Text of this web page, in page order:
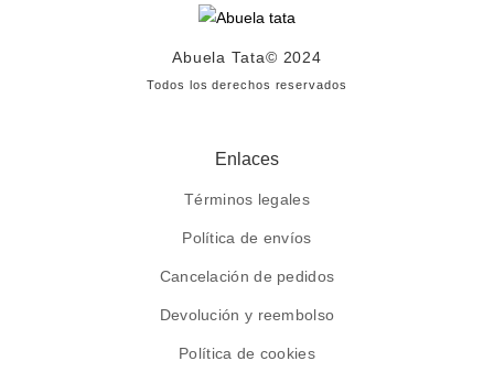
Abuela Tata© 2024
Todos los derechos reservados
Enlaces
Términos legales
Política de envíos
Cancelación de pedidos
Devolución y reembolso
Política de cookies